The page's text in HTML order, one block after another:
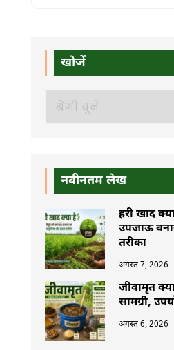
खोजें
खोजें
नवीनतम लेख
हरी खाद
उपजाऊ
तरीका
अगस्त 7, 2026
जीवामृत
सामग्री,
अगस्त 6, 2026